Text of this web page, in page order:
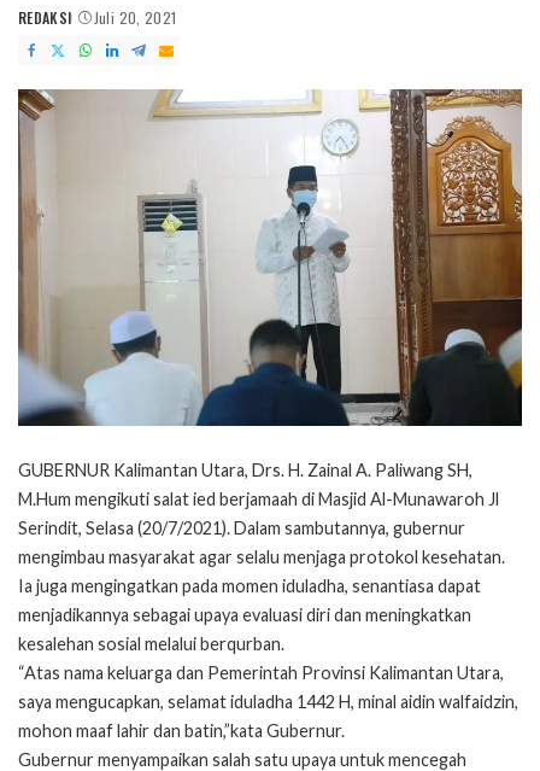
POSTED
BY
REDAKSI Juli 20, 2021
GUBERNUR Kalimantan Utara, Drs. H. Zainal A. Paliwang SH,
M.Hum mengikuti salat ied berjamaah di Masjid Al-Munawaroh Jl
Serindit, Selasa (20/7/2021). Dalam sambutannya, gubernur
mengimbau masyarakat agar selalu menjaga protokol kesehatan.
Ia juga mengingatkan pada momen iduladha, senantiasa dapat
menjadikannya sebagai upaya evaluasi diri dan meningkatkan
kesalehan sosial melalui berqurban.
“Atas nama keluarga dan Pemerintah Provinsi Kalimantan Utara,
saya mengucapkan, selamat iduladha 1442 H, minal aidin walfaidzin,
mohon maaf lahir dan batin,”kata Gubernur.
Gubernur menyampaikan salah satu upaya untuk mencegah